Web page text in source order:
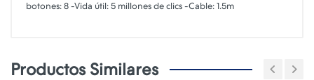
botones: 8 -Vida útil: 5 millones de clics -Cable: 1.5m
Productos Similares